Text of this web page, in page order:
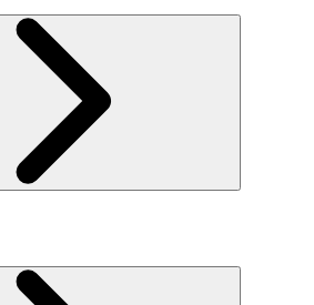
ビリティの取り組み（日本）
リティの取り組み（米国/英語）
ヒストリー
採用情報
ラインストア利用規約
プライバシーポリシー